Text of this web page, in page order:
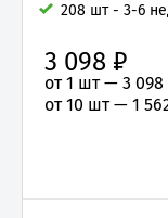
208 шт - 3-6
3 098 ₽
от 1 шт — 3 098
от 10 шт — 1